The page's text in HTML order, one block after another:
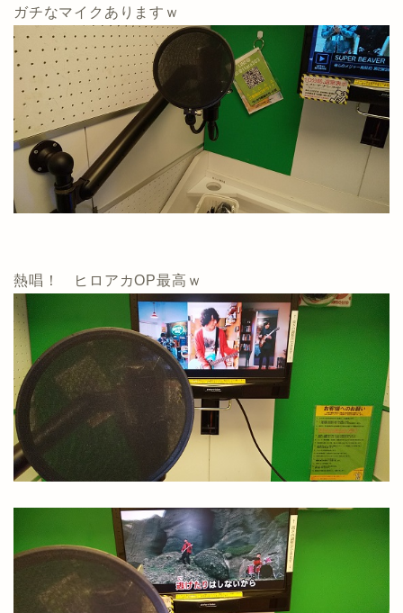
ガチなマイクありますｗ
熱唱！ ヒロアカOP最高ｗ